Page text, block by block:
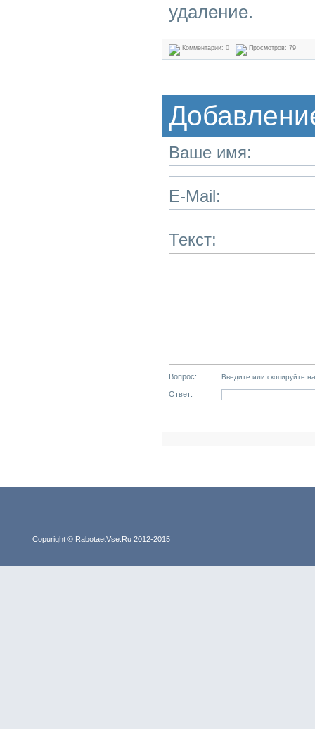
удаление.
Комментарии: 0 Просмотров: 79
Ваше имя:
E-Mail:
Текст:
Вопрос: Введите или скопируйте
Ответ:
Copuright © RabotaetVse.Ru 2012-2015